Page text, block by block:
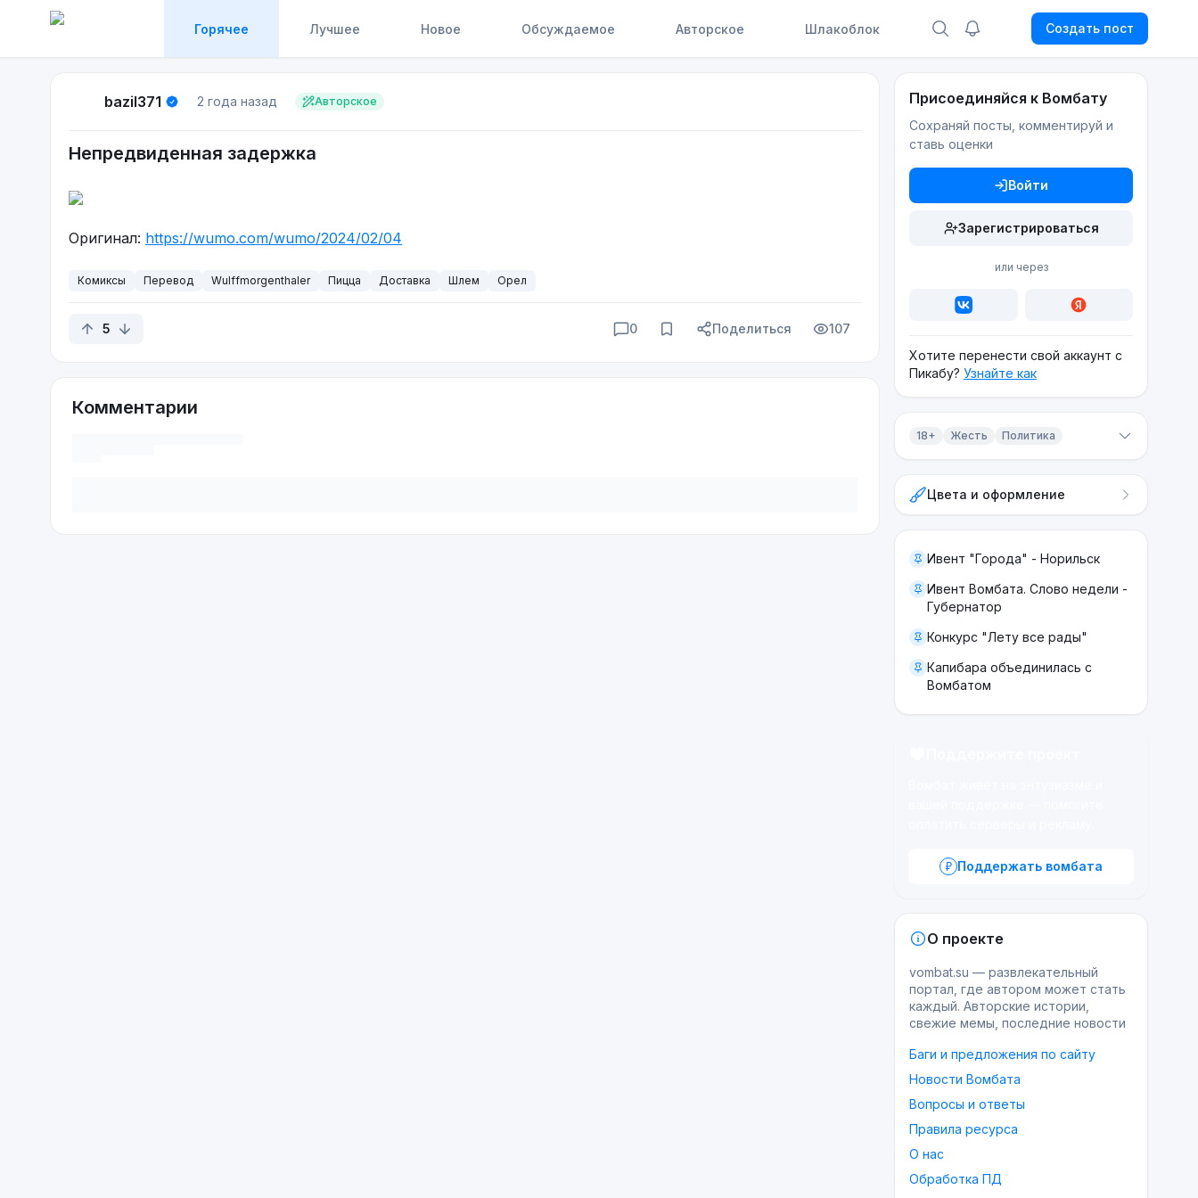
Горячее Лучшее Новое Обсуждаемое Авторское Шлакоблок Создать пост
bazil371 2 года назад Авторское
Непредвиденная задержка
Оригинал: https://wumo.com/wumo/2024/02/04
Комиксы Перевод Wulffmorgenthaler Пицца Доставка Шлем Орел
5 0 Поделиться 107
Комментарии
Присоединяйся к Вомбату
Сохраняй посты, комментируй и
ставь оценки
Войти
Зарегистрироваться
или через
Хотите перенести свой аккаунт с
Пикабу? Узнайте как
18+ Жесть Политика
ЖестьЦвета и оформление
Ивент "Города" - Норильск
Ивент Вомбата. Слово недели -
Губернатор
Конкурс "Лету все рады"
Капибара объединилась с
Вомбатом
Поддержать вомбата
О проекте
vombat.su — развлекательный
портал, где автором может стать
каждый. Авторские истории,
свежие мемы, последние новости
Баги и предложения по сайту
Новости Вомбата
Вопросы и ответы
Правила ресурса
О нас
Обработка ПД